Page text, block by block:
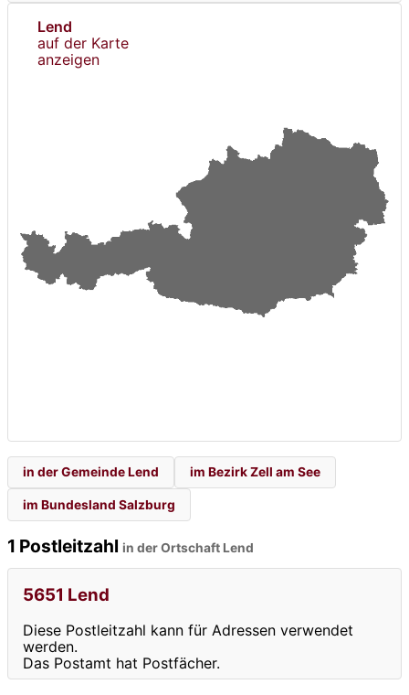
Lend
auf der Karte
anzeigen
in der Gemeinde Lend im Bezirk Zell am See
im Bundesland Salzburg
1 Postleitzahl in der Ortschaft Lend
5651 Lend
Diese Postleitzahl kann für Adressen verwendet
werden.
Das Postamt hat Postfächer.